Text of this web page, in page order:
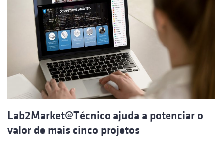
Lab2Market@Técnico ajuda a potenciar o
valor de mais cinco projetos